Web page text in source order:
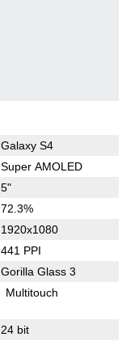
Galaxy S4
Super AMOLED
5"
72.3%
1920x1080
441 PPI
Gorilla Glass 3
Multitouch
24 bit